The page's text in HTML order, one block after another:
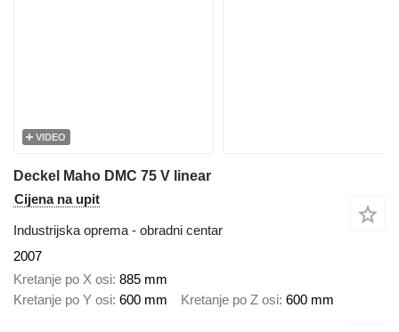
VIDEO
Deckel Maho DMC 75 V linear
Cijena na upit
Industrijska oprema - obradni centar
2007
Kretanje po X osi 885 mm
Kretanje po Y osi 600 mm Kretanje po Z osi 600 mm